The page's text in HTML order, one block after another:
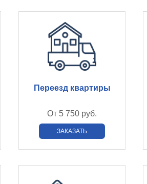
Переезд квартиры
От 5 750 руб.
ЗАКАЗАТЬ